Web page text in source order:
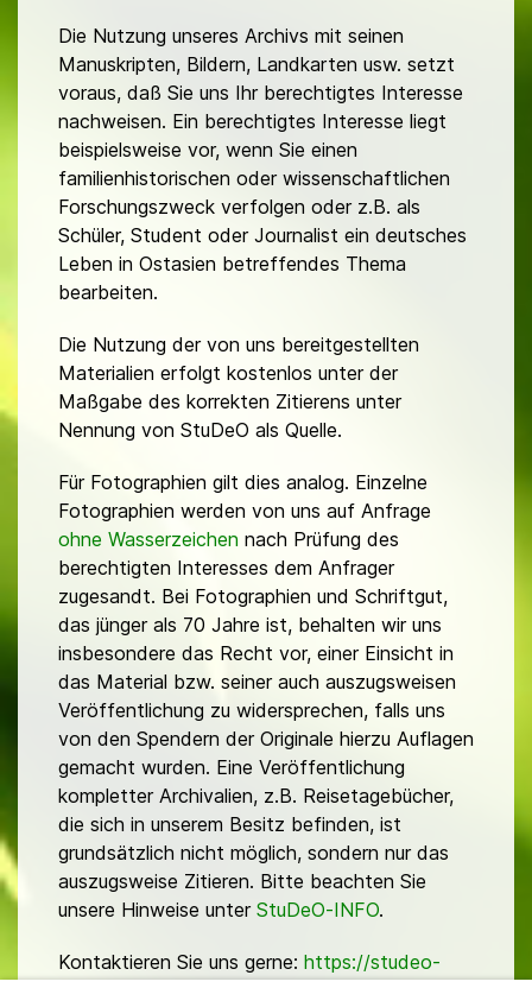
Die Nutzung unseres Archivs mit seinen
Manuskripten, Bildern, Landkarten usw. setzt
voraus, daß Sie uns Ihr berechtigtes Interesse
nachweisen. Ein berechtigtes Interesse liegt
beispielsweise vor, wenn Sie einen
familienhistorischen oder wissenschaftlichen
Forschungszweck verfolgen oder z.B. als
Schüler, Student oder Journalist ein deutsches
Leben in Ostasien betreffendes Thema
bearbeiten.
Die Nutzung der von uns bereitgestellten
Materialien erfolgt kostenlos unter der
Maßgabe des korrekten Zitierens unter
Nennung von StuDeO als Quelle.
Für Fotographien gilt dies analog. Einzelne
Fotographien werden von uns auf Anfrage
ohne Wasserzeichen nach Prüfung des
berechtigten Interesses dem Anfrager
zugesandt. Bei Fotographien und Schriftgut,
das jünger als 70 Jahre ist, behalten wir uns
insbesondere das Recht vor, einer Einsicht in
das Material bzw. seiner auch auszugsweisen
Veröffentlichung zu widersprechen, falls uns
von den Spendern der Originale hierzu Auflagen
gemacht wurden. Eine Veröffentlichung
kompletter Archivalien, z.B. Reisetagebücher,
die sich in unserem Besitz befinden, ist
grundsätzlich nicht möglich, sondern nur das
auszugsweise Zitieren. Bitte beachten Sie
unsere Hinweise unter StuDeO-INFO.
Kontaktieren Sie uns gerne: https://studeo-